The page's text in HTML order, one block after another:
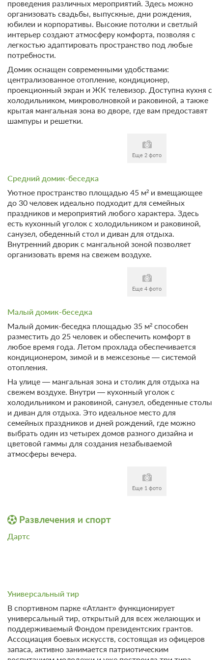
8 фото
Барн-Хаус с сауной
Подробнее
В спальнях две односпальные кровати или одна двуспальная.
Для Вашего удобства, Вы можете дополнительно заказать
завтрак в номер, тапочки, халаты, зубной набор, бритвенные
принадлежности, чай, кофе, сахар, а также решетки и шампура.
131м 2
x3 Три двуспальных кровати
Одна диван-кровать
x4 Четыре раскладных кресла
Моментальное подтверждение
В стоимость входит:
Без питания
Бесплатная отмена до 12 августа 2026 23:59; При отмене
после 13 августа 2026 00:00 оплата не возвращается
Требуется внесение 50% предоплаты на условиях -1
руб сейчас и 0 руб до 10.08.2026, 15:00
Недостаточно мест
проведения различных мероприятий. Здесь можно
организовать свадьбы, выпускные, дни рождения,
юбилеи и корпоративы. Высокие потолки и светлый
интерьер создают атмосферу комфорта, позволяя с
легкостью адаптировать пространство под любые
потребности.
Домик оснащен современными удобствами:
централизованное отопление, кондиционер,
проекционный экран и ЖК телевизор. Доступна кухня с
холодильником, микроволновкой и раковиной, а также
крытая мангальная зона во дворе, где вам предоставят
шампуры и решетки.
Еще 2 фото
Средний домик-беседка
Уютное пространство площадью 45 м² и вмещающее
до 30 человек идеально подходит для семейных
праздников и мероприятий любого характера. Здесь
есть кухонный уголок с холодильником и раковиной,
санузел, обеденный стол и диван для отдыха.
Внутренний дворик с мангальной зоной позволяет
организовать время на свежем воздухе.
Еще 4 фото
Малый домик-беседка
Малый домик-беседка площадью 35 м² способен
разместить до 25 человек и обеспечить комфорт в
любое время года. Летом прохлада обеспечивается
кондиционером, зимой и в межсезонье — системой
отопления.
На улице — мангальная зона и столик для отдыха на
свежем воздухе. Внутри — кухонный уголок с
холодильником и раковиной, санузел, обеденные столы
и диван для отдыха. Это идеальное место для
семейных праздников и дней рождений, где можно
выбрать один из четырех домов разного дизайна и
цветовой гаммы для создания незабываемой
атмосферы вечера.
Еще 1 фото
Развлечения и спорт
Дартс
Универсальный тир
В спортивном парке «Атлант» функционирует
универсальный тир, открытый для всех желающих и
поддерживаемый Фондом президентских грантов.
Ассоциация боевых искусств, состоящая из офицеров
запаса, активно занимается патриотическим